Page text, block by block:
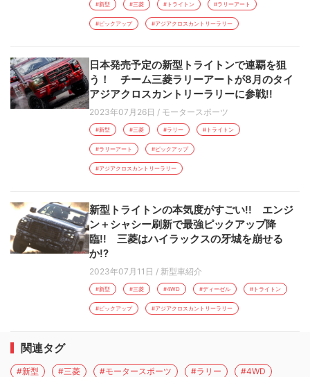
#新型 #三菱 #トライトン #ラリーアート
#ピックアップ #アジアクロスカントリーラリー
日本発売予定の新型トライトンで連覇を狙
う！ チーム三菱ラリーアートが8月のタイ
アジアクロスカントリーラリーに参戦!!
2023年07月26日 / モータースポーツ
#新型 #三菱 #ラリー #トライトン
#ラリーアート #ピックアップ
#アジアクロスカントリーラリー
新型トライトンの本気度がすごい!! エンジ
ン＋シャシー刷新で最強ピックアップ降
臨!! 三菱はハイラックスの牙城を崩せる
か!?
2023年07月11日 / 新型車紹介
#新型 #三菱 #4WD #ディーゼル #トライトン
#ピックアップ #アジアクロスカントリーラリー
関連タグ
#新型 #三菱 #モータースポーツ #ラリー #4WD